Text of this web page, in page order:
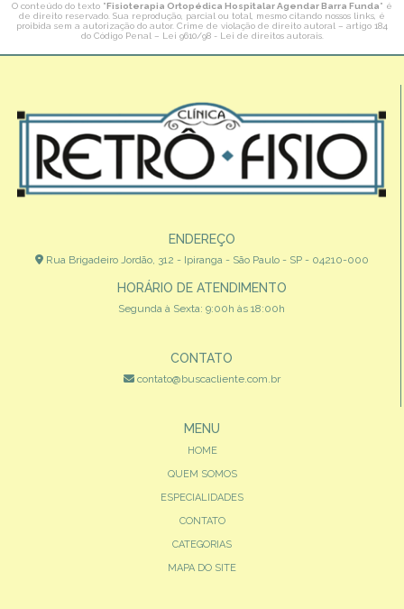
O conteúdo do texto "Fisioterapia Ortopédica Hospitalar Agendar Barra Funda" é
de direito reservado. Sua reprodução, parcial ou total, mesmo citando nossos links, é
proibida sem a autorização do autor. Crime de violação de direito autoral – artigo 184
do Código Penal – Lei 9610/98 - Lei de direitos autorais.
ENDEREÇO
Rua Brigadeiro Jordão, 312 - Ipiranga - São Paulo - SP - 04210-000
HORÁRIO DE ATENDIMENTO
Segunda à Sexta: 9:00h às 18:00h
CONTATO
contato@buscacliente.com.br
MENU
HOME
QUEM SOMOS
ESPECIALIDADES
CONTATO
CATEGORIAS
MAPA DO SITE